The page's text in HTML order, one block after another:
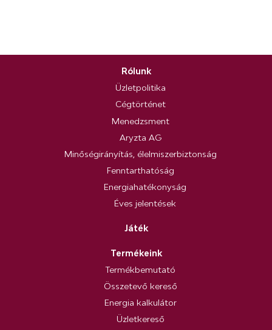
Rólunk
Üzletpolitika
Cégtörténet
Menedzsment
Aryzta AG
Minőségirányítás, élelmiszerbiztonság
Fenntarthatóság
Energiahatékonyság
Éves jelentések
Játék
Termékeink
Termékbemutató
Összetevő kereső
Energia kalkulátor
Üzletkereső